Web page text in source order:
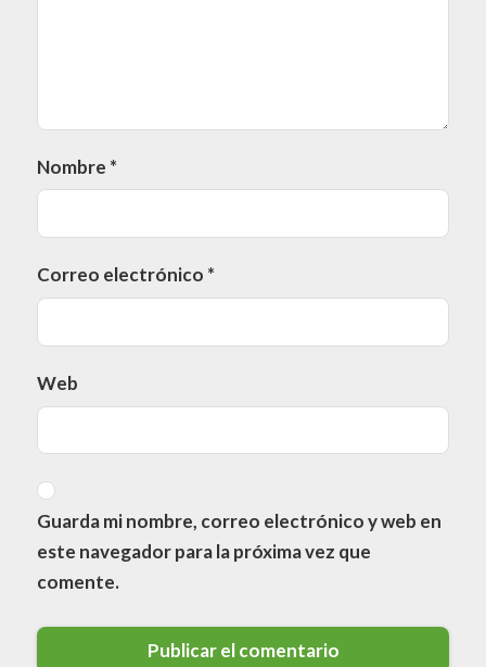
Nombre *
Correo electrónico *
Web
Guarda mi nombre, correo electrónico y web en
este navegador para la próxima vez que
comente.